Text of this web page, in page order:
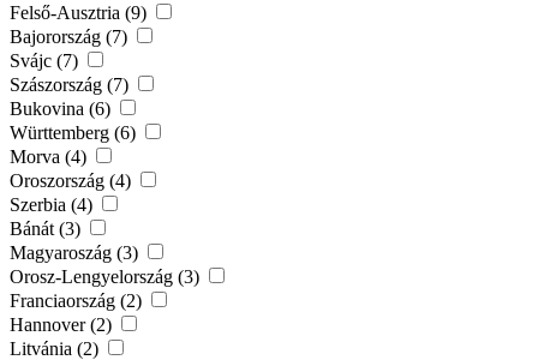
Felső-Ausztria (9)
Bajorország (7)
Svájc (7)
Szászország (7)
Bukovina (6)
Württemberg (6)
Morva (4)
Oroszország (4)
Szerbia (4)
Bánát (3)
Magyaroszág (3)
Orosz-Lengyelország (3)
Franciaország (2)
Hannover (2)
Litvánia (2)